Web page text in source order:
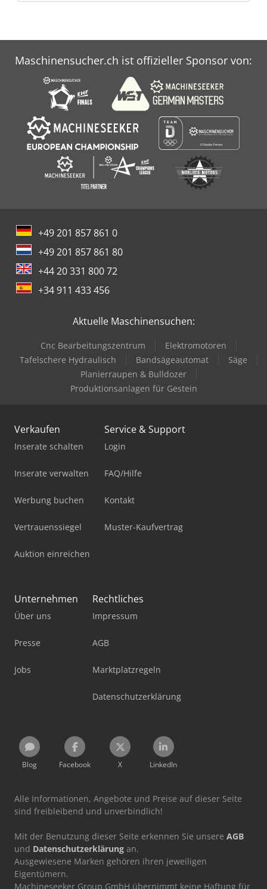
Maschinensucher.ch ist offizieller Sponsor von:
+49 201 857 861 0
+49 201 857 861 80
+44 20 331 800 72
+34 911 433 456
Aktuelle Maschinensuchen:
Cnc Bearbeitungszentrum
Elektromotoren
Tafelschere Hydraulisch
Bandsägeautomat
Säge
Planierraupen & Bulldozer
Produktionsanlagen für Gestein
Verkaufen
Inserate schalten
Inserate verwalten
Werbung buchen
Vertrauenssiegel
Auktion einreichen
Service & Support
Login
FAQ/Hilfe
Kontakt
Muster-Kaufvertrag
Unternehmen
Über uns
Presse
Jobs
Rechtliches
Impressum
AGB
Marktplatzregeln
Datenschutzerklärung
Blog Facebook X LinkedIn
Alle Informationen, Angebote und Preise auf dieser Seite
sind freibleibend und unverbindlich!
Mit der Benutzung dieser Seite erkennen Sie unsere AGB
und Datenschutzerklärung an.
Ausgewiesene Marken gehören ihren jeweiligen
Eigentümern.
Machineseeker Group GmbH übernimmt keine Haftung für